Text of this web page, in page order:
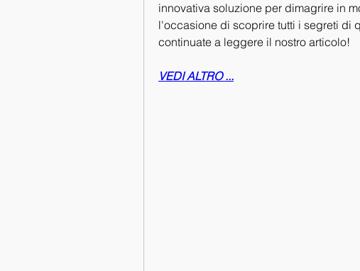
innovativa soluzione per dimagrire in
l'occasione di scoprire tutti i segreti di
continuate a leggere il nostro articolo!
VEDI ALTRO ...